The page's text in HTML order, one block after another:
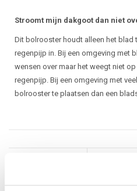
Stroomt mijn dakgoot dan niet
Dit bolrooster houdt alleen het blad
regenpijp in. Bij een omgeving met
wensen over maar het weegt niet
regenpijp. Bij een omgeving met
bolrooster te plaatsen dan een